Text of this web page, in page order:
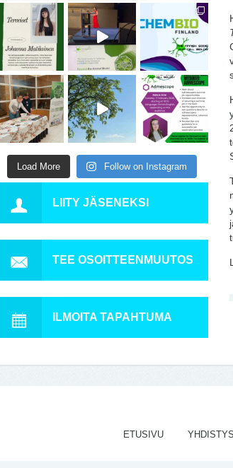
Load More Follow on Instagram
LIITY JÄSENEKSI
TEE OSOITTEENMUUTOS
ILMOITA TAPAHTUMA
ETUSIVU YHDISTYS